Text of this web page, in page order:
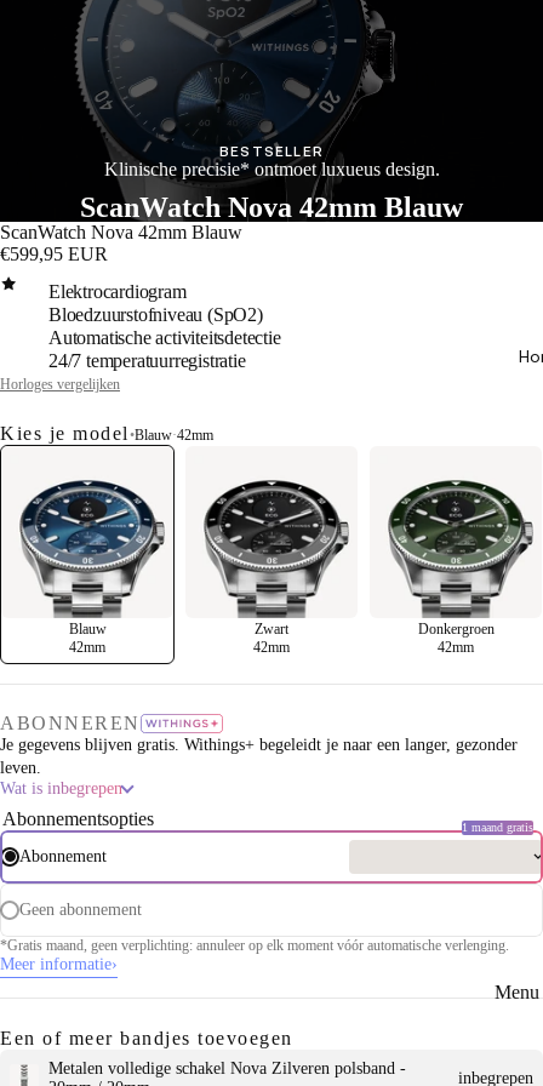
Menu
BESTSELLER
Klinische precisie* ontmoet luxueus design.
ScanWatch Nova 42mm Blauw
ScanWatch Nova 42mm Blauw
€599,95 EUR
Elektrocardiogram
Bloedzuurstofniveau (SpO2)
Automatische activiteitsdetectie
24/7 temperatuurregistratie
Horloges vergelijken
Kies je model •Blauw·42mm
Blauw
42mm
Zwart
42mm
Donkergroen
42mm
ABONNEREN
Je gegevens blijven gratis. Withings+ begeleidt je naar een langer, gezonder
leven.
Wat is inbegrepen
Abonnementsopties
Abonnement
1 maand gratis
Geen abonnement
*Gratis maand, geen verplichting: annuleer op elk moment vóór automatische verlenging.
Meer informatie›
Een of meer bandjes toevoegen
Metalen volledige schakel Nova Zilveren polsband -
inbegrepen